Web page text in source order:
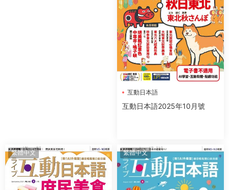
互動日本語
互動日本語2025年10月號
繁體中文 繁體中文